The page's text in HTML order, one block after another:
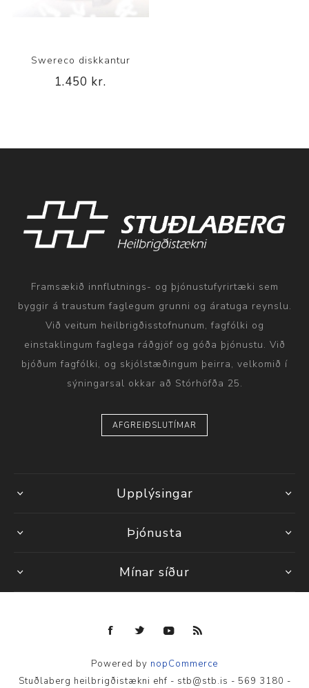
Swereco diskkantur
1.450 kr.
Framsækið innflutnings- og þjónustufyrirtæki sem
byggir á traustum faglegum grunni og áratuga reynslu.
Við veitum heilbrigðisstofnunum, fagfólki og
einstaklingum faglega ráðgjöf og góða þjónustu. Við
bjóðum fagfólki, og skjólstæðingum þeirra, velkomið í
sýningarsal okkar að Stórhöfða 25.
AFGREIÐSLUTÍMAR
Upplýsingar
Þjónusta
Mínar síður
Powered by nopCommerce
Stuðlaberg heilbrigðistækni ehf - stb@stb.is - 569 3180 -